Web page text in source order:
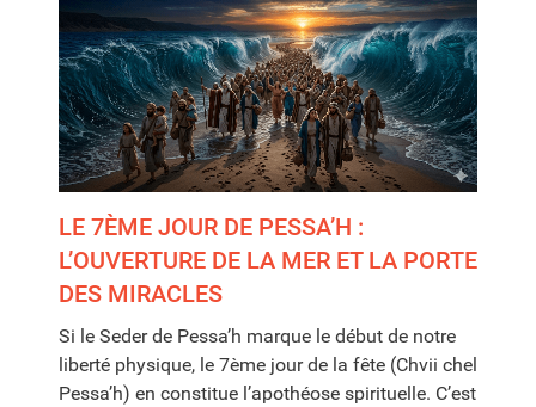
LE 7ÈME JOUR DE PESSA’H :
L’OUVERTURE DE LA MER ET LA PORTE
DES MIRACLES
Si le Seder de Pessa’h marque le début de notre
liberté physique, le 7ème jour de la fête (Chvii chel
Pessa’h) en constitue l’apothéose spirituelle. C’est